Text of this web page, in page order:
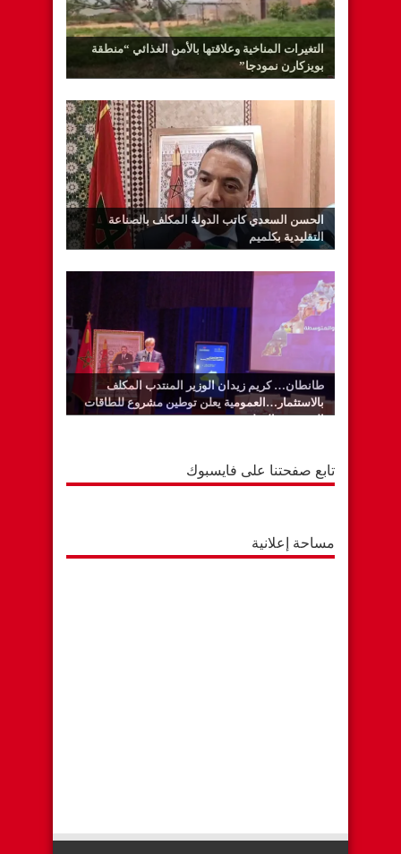
التغيرات المناخية وعلاقتها بالأمن الغذائي “منطقة
بويزكارن نمودجا”
الحسن السعدي كاتب الدولة المكلف بالصناعة
التقليدية بكلميم
طانطان… كريم زيدان الوزير المنتدب المكلف
بالاستثمار…العمومية يعلن توطين مشروع للطاقات
المتجددة بالوطية
تابع صفحتنا على فايسبوك
مساحة إعلانية